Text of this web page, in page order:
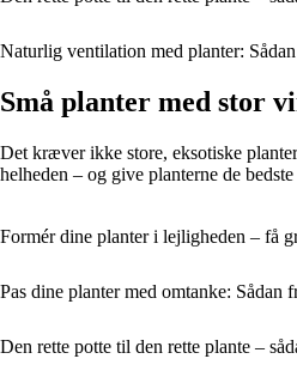
Naturlig ventilation med planter:
Små planter med stor
Det kræver ikke store, eksotiske
helheden – og give planterne de
Formér dine planter i lejligheden – få
Pas dine planter med omtanke: Sådan
Den rette potte til den rette plante –